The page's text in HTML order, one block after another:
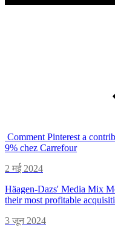
Comment Pinterest a
9% chez Carrefour
2 मई 2024
Häagen-Dazs' Media Mix
their most profitable
3 जून 2024